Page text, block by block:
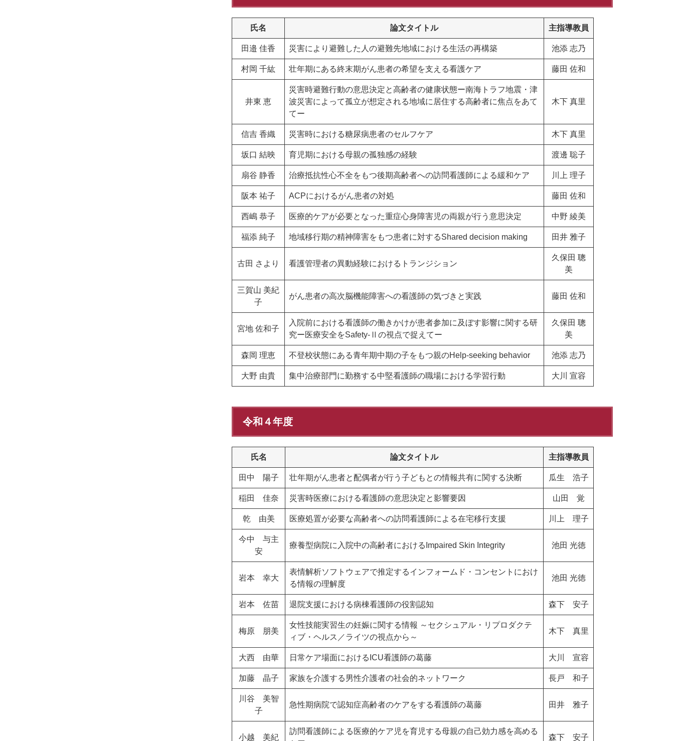
氏名 論文タイトル 主指導教員
田邉 佳香 災害により避難した人の避難先地域における生活の再構築 ​池添 志乃
村岡 千紘 壮年期にある終末期がん患者の希望を支える看護ケア 藤田 佐和
井東 恵
災害時避難行動の意思決定と高齢者の健康状態ー南海トラフ地震・津
波災害によって孤立が想定される地域に居住する高齢者に焦点をあて
てー
木下 真里
信吉 香織 災害時における糖尿病患者のセルフケア 木下 真里
坂口 結映 ​育児期における母親の孤独感の経験 渡邊 聡子
​扇谷 静香 ​治療抵抗性心不全をもつ後期高齢者への訪問看護師による緩和ケア 川上 理子
阪本 祐子 ACPにおけるがん患者の対処 藤田 佐和
西嶋 恭子 医療的ケアが必要となった重症心身障害児の両親が行う意思決定 中野 綾美
福添 純子 地域移行期の精神障害をもつ患者に対するShared decision making 田井 雅子
古田 さより 看護管理者の異動経験におけるトランジション
久保田 聰
美
三賀山 美紀
子
がん患者の高次脳機能障害への看護師の気づきと実践 藤田 佐和
宮地 佐和子
入院前における看護師の働きかけが患者参加に及ぼす影響に関する研
究ー医療安全をSafety-Ⅱの視点で捉えてー
久保田 聰
美
森岡 理恵 不登校状態にある青年期中期の子をもつ親のHelp-seeking behavior 池添 志乃
大野 由貴 ​集中治療部門に勤務する中堅看護師の職場における学習行動 大川 宣容
令和４年度
氏名 論文タイトル 主指導教員
田中 陽子 壮年期がん患者と配偶者が行う子どもとの情報共有に関する決断 瓜生 浩子
稲田 佳奈 災害時医療における看護師の意思決定と影響要因 山田 覚
乾 由美 医療処置が必要な高齢者への訪問看護師による在宅移行支援 川上 理子
今中 与主
安
療養型病院に入院中の高齢者におけるImpaired Skin Integrity 池田 光徳
岩本 幸大
表情解析ソフトウェアで推定するインフォームド・コンセントにおけ
る情報の理解度
池田 光徳
岩本 佐苗 退院支援における病棟看護師の役割認知 森下 安子
梅原 朋美
女性技能実習生の妊娠に関する情報 ～セクシュアル・リプロダクテ
ィブ・ヘルス／ライツの視点から～
木下 真里
大西 由華 日常ケア場面におけるICU看護師の葛藤 大川 宣容
加藤 晶子 家族を介護する男性介護者の社会的ネットワーク 長戸 和子
川谷 美智
子
急性期病院で認知症高齢者のケアをする看護師の葛藤 田井 雅子
小越 美紀
訪問看護師による医療的ケア児を育児する母親の自己効力感を高める
森下 安子